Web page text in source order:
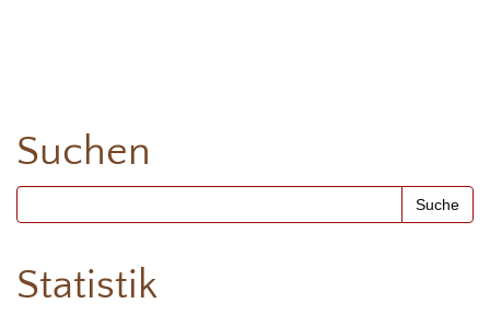
Suchen
Statistik